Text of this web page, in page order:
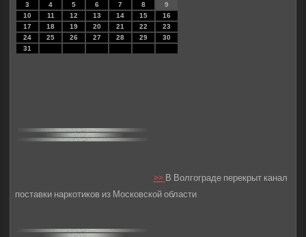
3
4 5 6 7 8
9
10
11 12 13 14 15
16
17
18 19 20 21 22
23
24
25 26 27 28 29
30
31
>>В Волгограде перекрыт канал
поставки наркотиков из Московской области